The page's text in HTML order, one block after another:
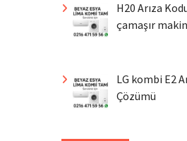
H20 Arıza
çamaşır
LG kombi E2
Çözümü